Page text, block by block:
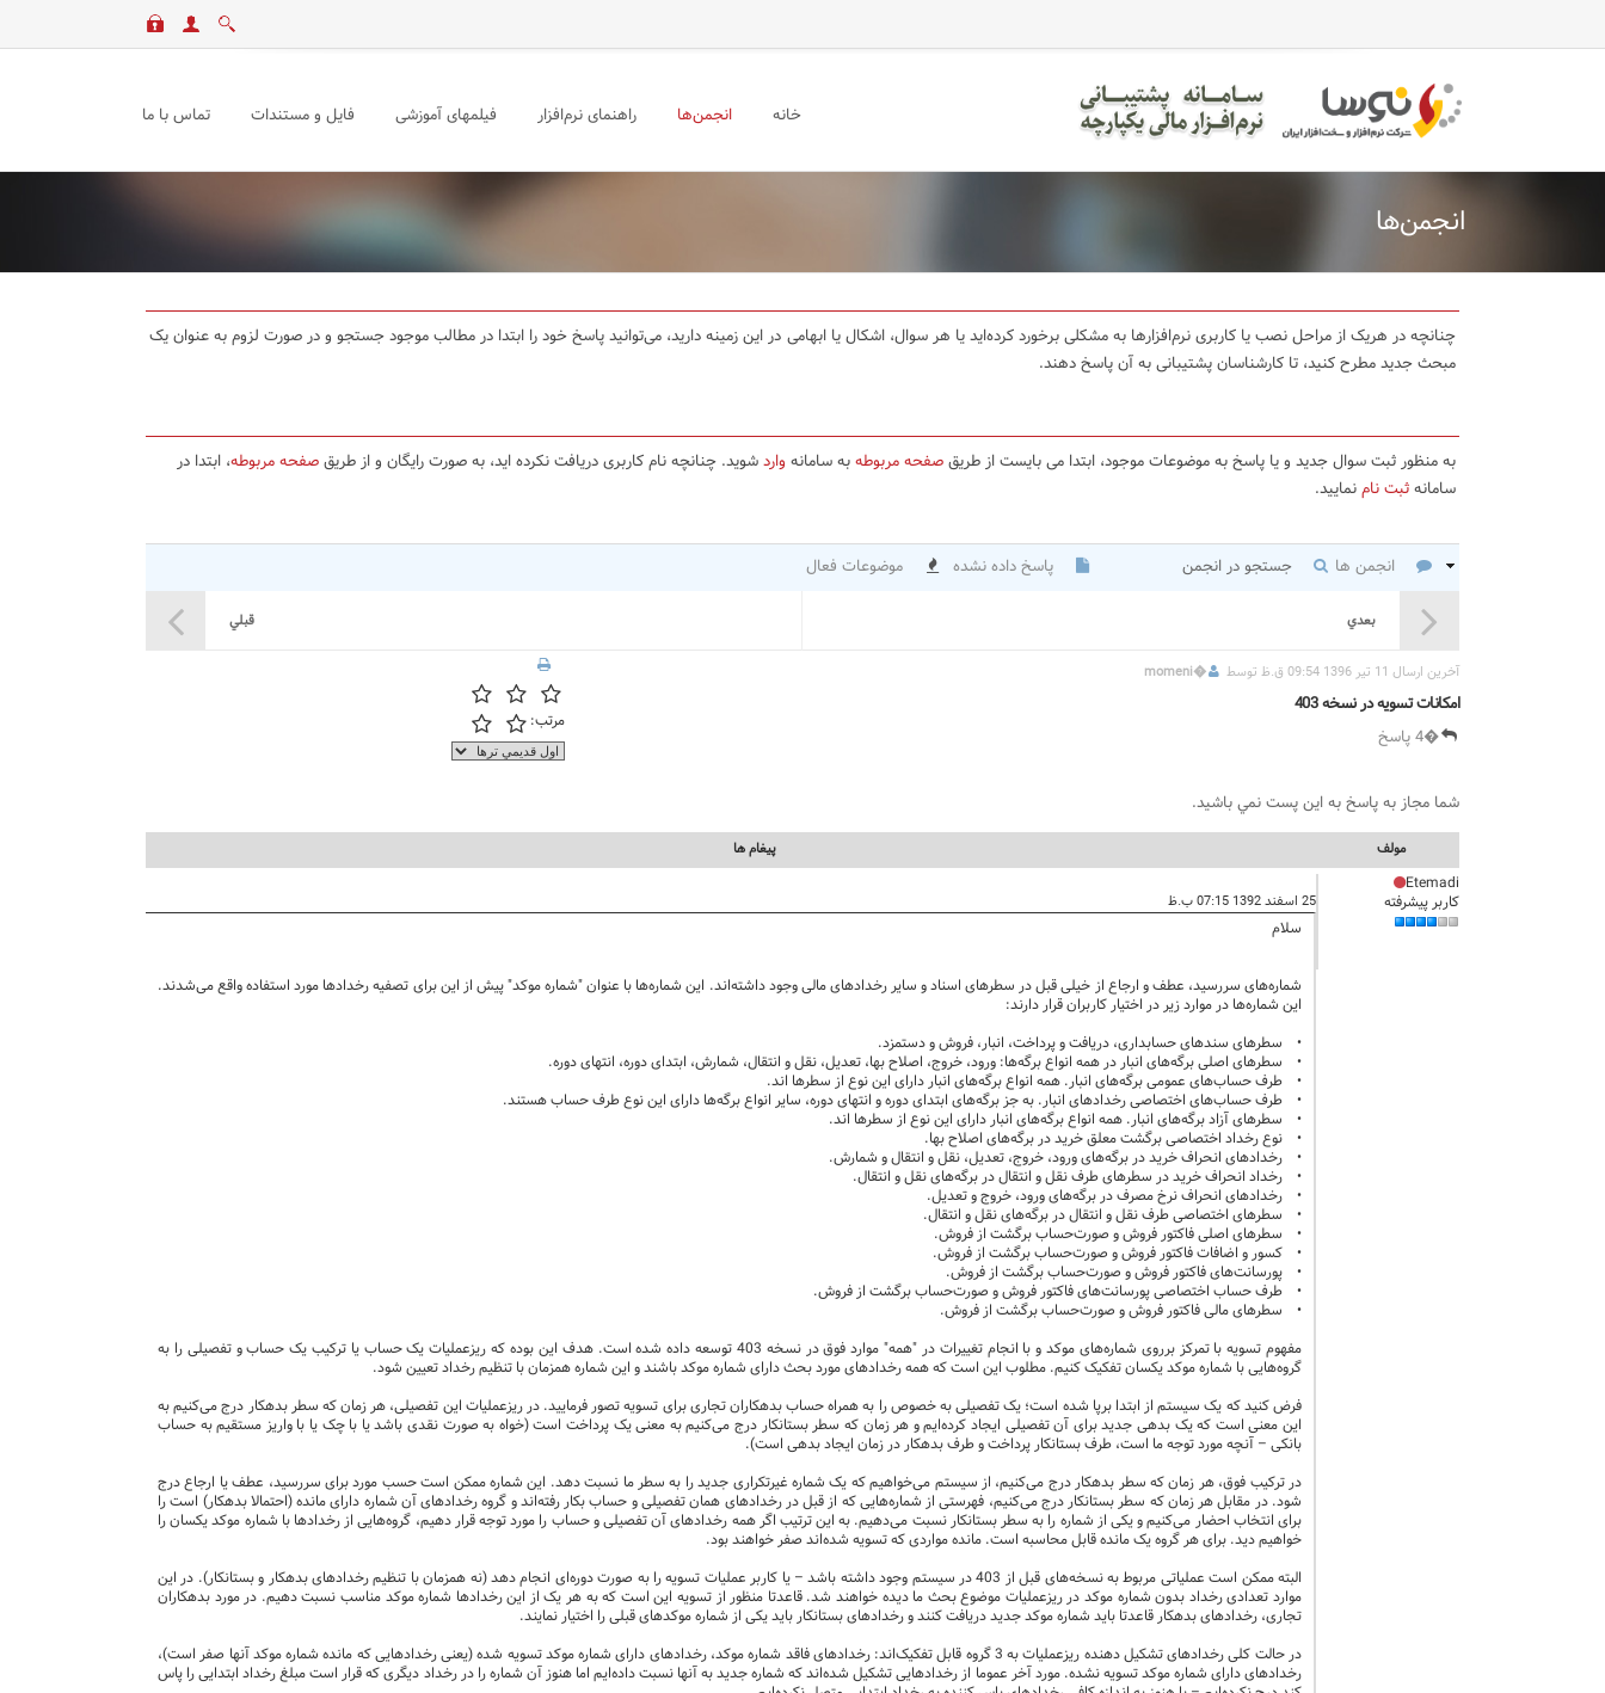
خانه انجمن‌ها راهنمای نرم‌افزار فیلمهای آموزشی فایل و مستندات تماس با ما
انجمن‌ها
چنانچه در هریک از مراحل نصب یا کاربری نرم‌افزارها به مشکلی برخورد کرده‌اید یا هر سوال، اشکال یا ابهامی در این زمینه دارید، می‌توانید پاسخ خود را ابتدا در مطالب موجود جستجو و در صورت لزوم به عنوان یک
مبحث جدید مطرح کنید، تا کارشناسان پشتیبانی به آن پاسخ دهند.
به منظور ثبت سوال جدید و یا پاسخ به موضوعات موجود، ابتدا می بایست از طریقصفحه مربوطهبه سامانه واردشوید. چنانچه نام کاربری دریافت نکرده اید، به صورت رایگان و از طریقصفحه مربوطه، ابتدا در
سامانهثبت نامنمایید.
انجمن ها جستجو در انجمن پاسخ داده نشده موضوعات فعال
قبلي بعدي
آخرين ارسال 11 تیر 1396 09:54 ق.ظ توسط �
momeni
امکانات تسویه در نسخه 403
�4 پاسخ
مرتب:
شما مجاز به پاسخ به اين پست نمي باشيد.
مولف پيغام ها
Etemadi
کاربر پیشرفته
25 اسفند 1392 07:15 ب.ظ
سلام
شماره‌های سررسید، عطف و ارجاع از خیلی قبل در سطرهای اسناد و سایر رخدادهای مالی وجود داشته‌اند. این شماره‌ها با عنوان "شماره موکد" پیش از این برای تصفیه رخدادها مورد استفاده واقع می‌شدند.
این شماره‌ها در موارد زیر در اختیار کاربران قرار دارند:
• سطرهای سندهای حسابداری، دریافت و پرداخت، انبار، فروش و دستمزد.
• سطرهای اصلی برگه‌های انبار در همه انواع برگه‌ها: ورود، خروج، اصلاح بها، تعدیل، نقل و انتقال، شمارش، ابتدای دوره، انتهای دوره.
• طرف حساب‌های عمومی برگه‌های انبار. همه انواع برگه‌های انبار دارای این نوع از سطرها ‌اند.
• طرف حساب‌های اختصاصی رخدادهای انبار. به جز برگه‌های ابتدای دوره و انتهای دوره، سایر انواع برگه‌ها دارای این نوع طرف حساب هستند.
• سطرهای آزاد برگه‌های انبار. همه انواع برگه‌های انبار دارای این نوع از سطرها ‌اند.
• نوع رخداد اختصاصی برگشت معلق خرید در برگه‌های اصلاح بها.
• رخدادهای انحراف خرید در برگه‌های ورود، خروج، تعدیل، نقل و انتقال و شمارش.
• رخداد انحراف خرید در سطرهای طرف نقل و انتقال در برگه‌های نقل و انتقال.
• رخدادهای انحراف نرخ مصرف در برگه‌های ورود، خروج و تعدیل.
• سطرهای اختصاصی طرف نقل و انتقال در برگه‌های نقل و انتقال.
• سطرهای اصلی فاکتور فروش و صورت‌حساب برگشت از فروش.
• کسور و اضافات فاکتور فروش و صورت‌حساب برگشت از فروش.
• پورسانت‌های فاکتور فروش و صورت‌حساب برگشت از فروش.
• طرف حساب اختصاصی پورسانت‌های فاکتور فروش و صورت‌حساب برگشت از فروش.
• سطرهای مالی فاکتور فروش و صورت‌حساب برگشت از فروش.
مفهوم تسویه با تمرکز برروی شماره‌های موکد و با انجام تغییرات در "همه" موارد فوق در نسخه 403 توسعه داده شده است. هدف این بوده که ریزعملیات یک حساب یا ترکیب یک حساب و تفصیلی را به
گروه‌هایی با شماره موکد یکسان تفکیک کنیم. مطلوب این است که همه رخدادهای مورد بحث دارای شماره موکد باشند و این شماره همزمان با تنظیم رخداد تعیین شود.
فرض کنید که یک سیستم از ابتدا برپا شده است؛ یک تفصیلی به خصوص را به همراه حساب بدهکاران تجاری برای تسویه تصور فرمایید. در ریزعملیات این تفصیلی، هر زمان که سطر بدهکار درج می‌کنیم به
این معنی است که یک بدهی جدید برای آن تفصیلی ایجاد کرده‌ایم و هر زمان که سطر بستانکار درج می‌کنیم به معنی یک پرداخت است (خواه به صورت نقدی باشد یا با چک یا با واریز مستقیم به حساب
بانکی – آنچه مورد توجه ما است، طرف بستانکار پرداخت و طرف بدهکار در زمان ایجاد بدهی است).
در ترکیب فوق، هر زمان که سطر بدهکار درج می‌کنیم، از سیستم می‌خواهیم که یک شماره غیرتکراری جدید را به سطر ما نسبت دهد. این شماره ممکن است حسب مورد برای سررسید، عطف یا ارجاع درج
شود. در مقابل هر زمان که سطر بستانکار درج می‌کنیم، فهرستی از شماره‌هایی که از قبل در رخدادهای همان تفصیلی و حساب بکار رفته‌اند و گروه رخدادهای آن شماره دارای مانده (احتمالا بدهکار) است را
برای انتخاب احضار می‌کنیم و یکی از شماره را به سطر بستانکار نسبت می‌دهیم. به این ترتیب اگر همه رخدادهای آن تفصیلی و حساب را مورد توجه قرار دهیم، گروه‌هایی از رخدادها با شماره موکد یکسان را
خواهیم دید. برای هر گروه یک مانده قابل محاسبه است. مانده مواردی که تسویه شده‌اند صفر خواهند بود.
البته ممکن است عملیاتی مربوط به نسخه‌های قبل از 403 در سیستم وجود داشته باشد – یا کاربر عملیات تسویه را به صورت دوره‌ای انجام دهد (نه همزمان با تنظیم رخدادهای بدهکار و بستانکار). در این
موارد تعدادی رخداد بدون شماره موکد در ریزعملیات موضوع بحث ما دیده خواهند شد. قاعدتا منظور از تسویه این است که به هر یک از این رخدادها شماره موکد مناسب نسبت دهیم. در مورد بدهکاران
تجاری، رخدادهای بدهکار قاعدتا باید شماره موکد جدید دریافت کنند و رخدادهای بستانکار باید یکی از شماره موکدهای قبلی را اختیار نمایند.
در حالت کلی رخدادهای تشکیل دهنده ریزعملیات به 3 گروه قابل تفکیک‌اند: رخدادهای فاقد شماره موکد، رخدادهای دارای شماره موکد تسویه شده (یعنی رخدادهایی که مانده شماره موکد آنها صفر است)،
رخدادهای دارای شماره موکد تسویه نشده. مورد آخر عموما از رخدادهایی تشکیل شده‌اند که شماره جدید به آنها نسبت داده‌ایم اما هنوز آن شماره را در رخداد دیگری که قرار است مبلغ رخداد ابتدایی را پاس